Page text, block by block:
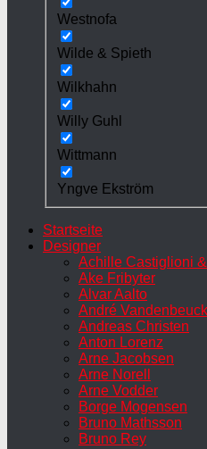
Westnofa
Wilde & Spieth
Wilkhahn
Willy Guhl
Wittmann
Yngve Ekström
Startseite
Designer
Achille Castiglioni
Ake Fribyter
Alvar Aalto
André Vandenbeuck
Andreas Christen
Anton Lorenz
Arne Jacobsen
Arne Norell
Arne Vodder
Borge Mogensen
Bruno Mathsson
Bruno Rey